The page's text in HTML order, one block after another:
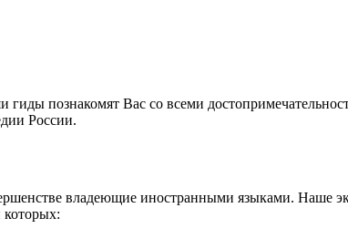
гиды познакомят Вас со всеми
России.
владеющие иностранными языками. Наше
которых: